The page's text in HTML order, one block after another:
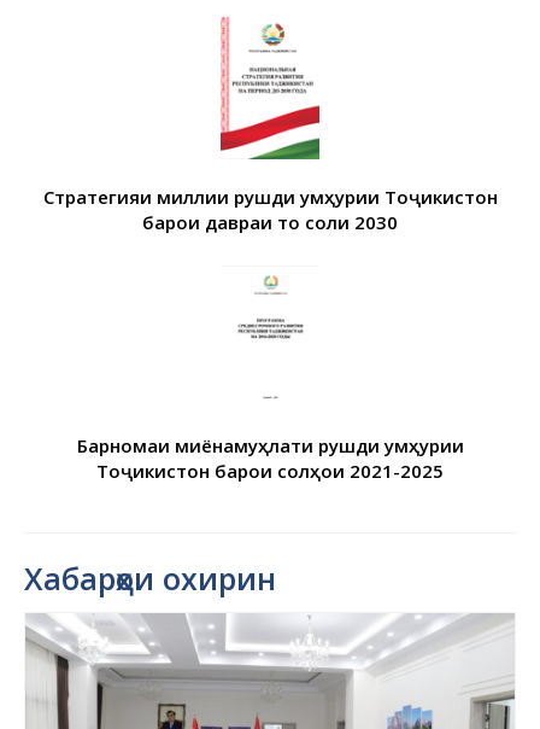
Стратегияи миллии рушди Ҷумҳурии Тоҷикистон
барои давраи то соли 2030
Барномаи миёнамуҳлати рушди Ҷумҳурии
Тоҷикистон барои солҳои 2021-2025
Хабарҳои охирин